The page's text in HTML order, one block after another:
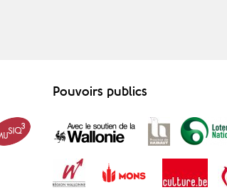
Pouvoirs publics